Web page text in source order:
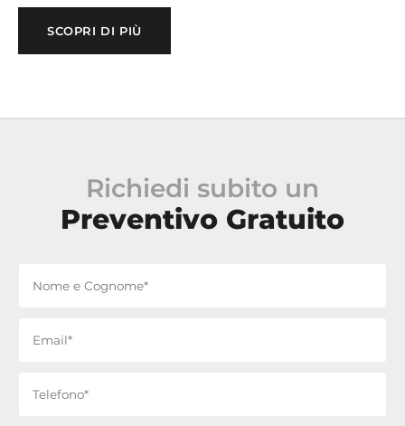
SCOPRI DI PIÙ
Richiedi subito un
Preventivo Gratuito